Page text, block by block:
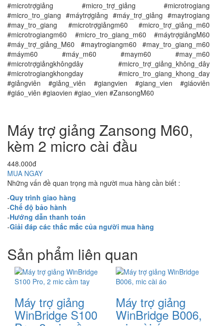
#microtrợgiảng #micro_trợ_giảng #microtrogiang
#micro_tro_giang #máytrợgiảng #máy_trợ_giảng #maytrogiang
#may_tro_giang #microtrợgiảngm60 #micro_trợ_giảng_m60
#microtrogiangm60 #micro_tro_giang_m60 #máytrợgiảngM60
#máy_trợ_giảng_M60 #maytrogiangm60 #may_tro_giang_m60
#máym60 #máy_m60 #maym60 #may_m60
#microtrợgiảngkhôngdây #micro_trợ_giảng_không_dây
#microtrogiangkhongday #micro_tro_giang_khong_day
#giảngviên #giảng_viên #giangvien #giang_vien #giáoviên
#giáo_viên #giaovien #giao_vien #ZansongM60
Máy trợ giảng Zansong M60,
kèm 2 micro cài đầu
448.000đ
MUA NGAY
Những vấn đề quan trọng mà người mua hàng cần biết :
-Quy trình giao hàng
-Chế độ bảo hành
-Hướng dẫn thanh toán
-Giải đáp các thắc mắc của người mua hàng
Sản phẩm liên quan
Máy trợ giảng
WinBridge S100
Máy trợ giảng
WinBridge B006,